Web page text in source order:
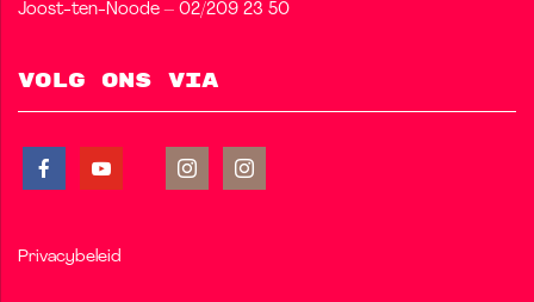
Joost-ten-Noode – 02/209 23 50
Volg ons via
Privacybeleid